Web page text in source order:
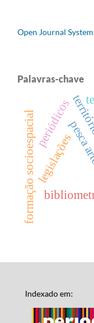
Open Journal
Palavras-chave
periódicos
formação socioespaciallegislações
Indexado em: